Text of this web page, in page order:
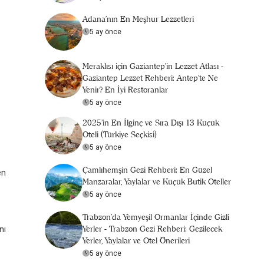
Adana'nın En Meşhur Lezzetleri
5 ay önce
Meraklısı için Gaziantep'in Lezzet Atlası -
Gaziantep Lezzet Rehberi: Antep’te Ne
Yenir? En İyi Restoranlar
5 ay önce
2025’in En İlginç ve Sıra Dışı 13 Küçük
Oteli (Türkiye Seçkisi)
5 ay önce
Çamlıhemşin Gezi Rehberi: En Güzel
Manzaralar, Yaylalar ve Küçük Butik Oteller
5 ay önce
Trabzon'da Yemyeşil Ormanlar İçinde Gizli
Yerler - Trabzon Gezi Rehberi: Gezilecek
Yerler, Yaylalar ve Otel Önerileri
5 ay önce